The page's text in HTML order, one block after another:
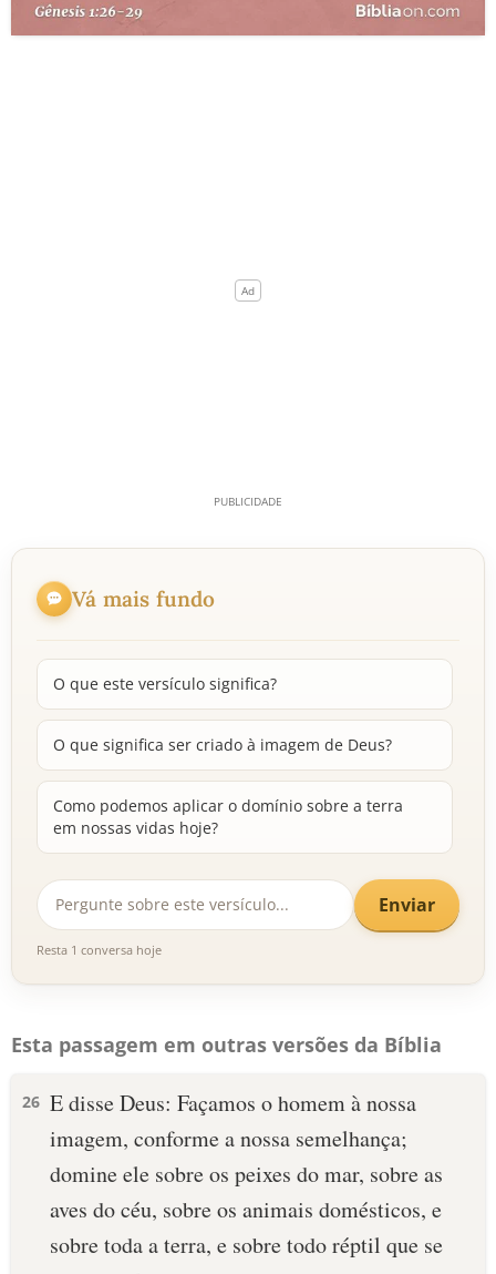
Vá mais fundo
O que este versículo significa?
O que significa ser criado à imagem de Deus?
Como podemos aplicar o domínio sobre a terra
em nossas vidas hoje?
Enviar
Resta 1 conversa hoje
Esta passagem em outras versões da Bíblia
26 E disse Deus: Façamos o homem à nossa
imagem, conforme a nossa semelhança;
domine ele sobre os peixes do mar, sobre as
aves do céu, sobre os animais domésticos, e
sobre toda a terra, e sobre todo réptil que se